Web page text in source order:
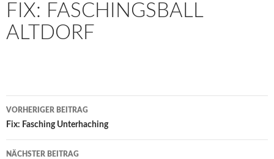
INHALT
FIX: FASCHINGSBALL
ALTDORF
Post
navigation
VORHERIGER BEITRAG
Fix: Fasching Unterhaching
NÄCHSTER BEITRAG